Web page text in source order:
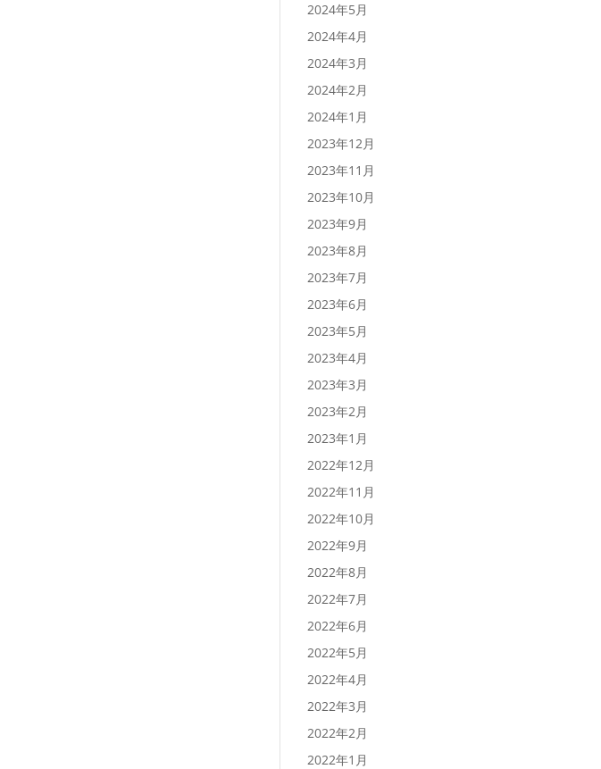
2024年5月
2024年4月
2024年3月
2024年2月
2024年1月
2023年12月
2023年11月
2023年10月
2023年9月
2023年8月
2023年7月
2023年6月
2023年5月
2023年4月
2023年3月
2023年2月
2023年1月
2022年12月
2022年11月
2022年10月
2022年9月
2022年8月
2022年7月
2022年6月
2022年5月
2022年4月
2022年3月
2022年2月
2022年1月